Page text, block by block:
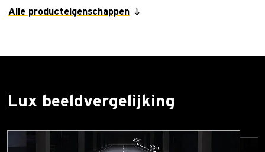
Alle producteigenschappen
Lux beeldvergelijking